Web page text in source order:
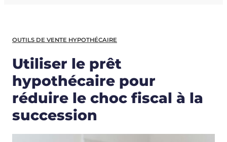
OUTILS DE VENTE HYPOTHÉCAIRE
Utiliser le prêt
hypothécaire pour
réduire le choc fiscal à la
succession